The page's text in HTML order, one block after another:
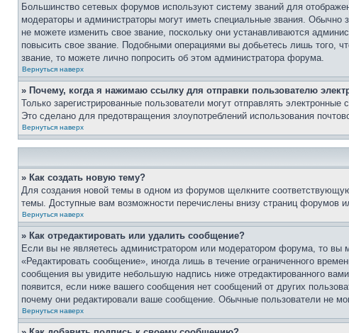
Большинство сетевых форумов используют систему званий для
модераторы и администраторы могут иметь специальные звания.
не можете изменить свое звание, поскольку они устанавливаются
повысить свое звание. Подобными операциями вы добьетесь лишь того,
звание, то можете лично попросить об этом администратора форума.
Вернуться наверх
» Почему, когда я нажимаю ссылку для отправки пользователю
Только зарегистрированные пользователи могут отправлять
Это сделано для предотвращения злоупотреблений использования
Вернуться наверх
» Как создать новую тему?
Для создания новой темы в одном из форумов щелкните
темы. Доступные вам возможности перечислены внизу страниц форумов
Вернуться наверх
» Как отредактировать или удалить сообщение?
Если вы не являетесь администратором или модератором форума, то вы
«Редактировать сообщение», иногда лишь в течение ограниченного
сообщения вы увидите небольшую надпись ниже отредактированного
появится, если ниже вашего сообщения нет сообщений от других
почему они редактировали ваше сообщение. Обычные пользователи не
Вернуться наверх